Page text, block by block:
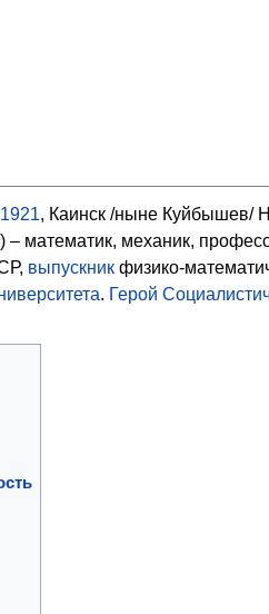
1921, Каинск /ныне Куйбышев/
– математик, механик,
выпускник физико-
. Герой